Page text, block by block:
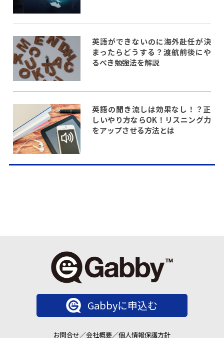
英語ができないのに海外赴任が決
まったらどうする？渡航前後にや
るべき勉強法を解説
英語の聞き流しは効果なし！？正
しいやり方ならOK！リスニング力
をアップさせる方法とは
Gabbyに申込む
お問合せ／会社概要／個人情報保護方針